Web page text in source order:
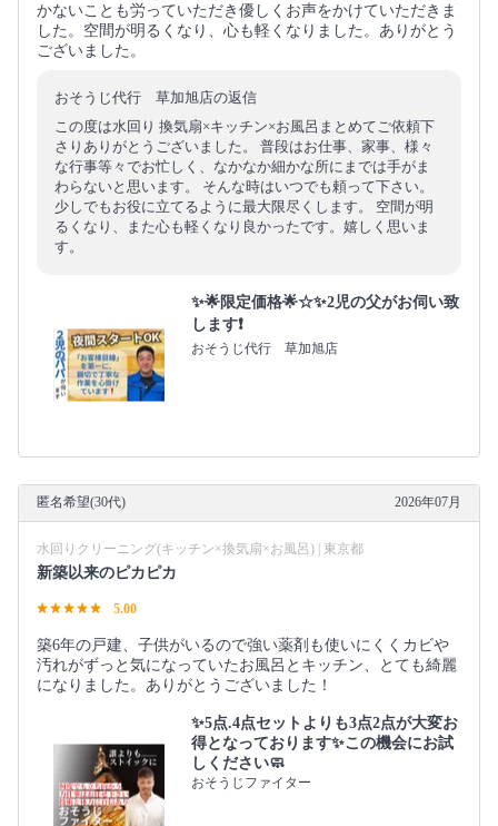
かないことも労っていただき優しくお声をかけていただきま
した。空間が明るくなり、心も軽くなりました。ありがとう
ございました。
おそうじ代行 草加旭店の返信
この度は水回り 換気扇×キッチン×お風呂まとめてご依頼下
さりありがとうございました。 普段はお仕事、家事、様々
な行事等々でお忙しく、なかなか細かな所にまでは手がま
わらないと思います。 そんな時はいつでも頼って下さい。
少しでもお役に立てるように最大限尽くします。 空間が明
るくなり、また心も軽くなり良かったです。嬉しく思いま
す。
✨🌟限定価格🌟☆✨2児の父がお伺い致
します❗️
おそうじ代行 草加旭店
匿名希望(30代) 2026年07月
水回りクリーニング(キッチン×換気扇×お風呂) | 東京都
新築以来のピカピカ
5.00
築6年の戸建、子供がいるので強い薬剤も使いにくくカビや
汚れがずっと気になっていたお風呂とキッチン、とても綺麗
になりました。ありがとうございました！
✨5点.4点セットよりも3点2点が大変お
得となっております✨この機会にお試
しください🧼
おそうじファイター